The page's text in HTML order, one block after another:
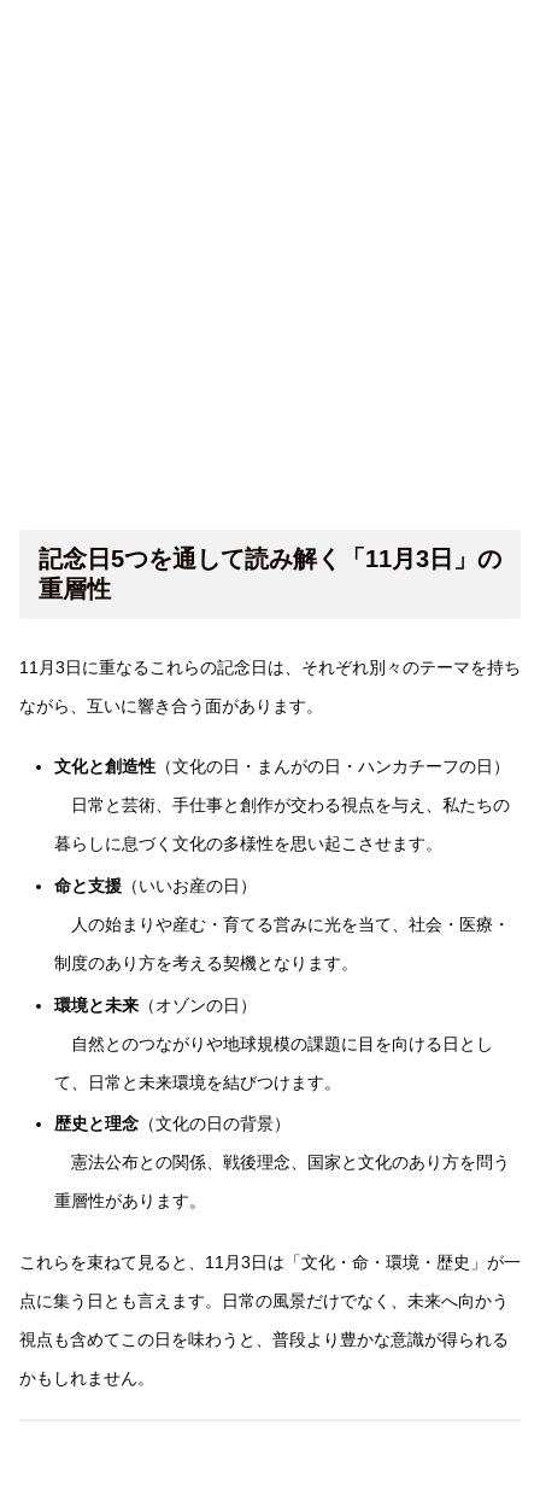
記念日5つを通して読み解く「11月3日」の
重層性
11月3日に重なるこれらの記念日は、それぞれ別々のテーマを持ち
ながら、互いに響き合う面があります。
文化と創造性（文化の日・まんがの日・ハンカチーフの日）
日常と芸術、手仕事と創作が交わる視点を与え、私たちの
暮らしに息づく文化の多様性を思い起こさせます。
命と支援（いいお産の日）
人の始まりや産む・育てる営みに光を当て、社会・医療・
制度のあり方を考える契機となります。
環境と未来（オゾンの日）
自然とのつながりや地球規模の課題に目を向ける日とし
て、日常と未来環境を結びつけます。
歴史と理念（文化の日の背景）
憲法公布との関係、戦後理念、国家と文化のあり方を問う
重層性があります。
これらを束ねて見ると、11月3日は「文化・命・環境・歴史」が一
点に集う日とも言えます。日常の風景だけでなく、未来へ向かう
視点も含めてこの日を味わうと、普段より豊かな意識が得られる
かもしれません。